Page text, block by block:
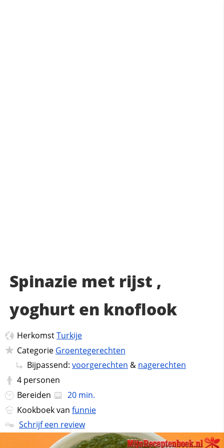
Spinazie met rijst ,
yoghurt en knoflook
HerkomstTurkije
Categorie Groentegerechten
Bijpassend: voorgerechten & nagerechten
4 personen
Bereiden
20 min.
Kookboek van funnie
Schrijf een review